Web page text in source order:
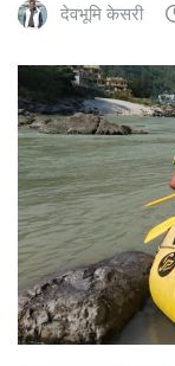
देवभूमि केसरी